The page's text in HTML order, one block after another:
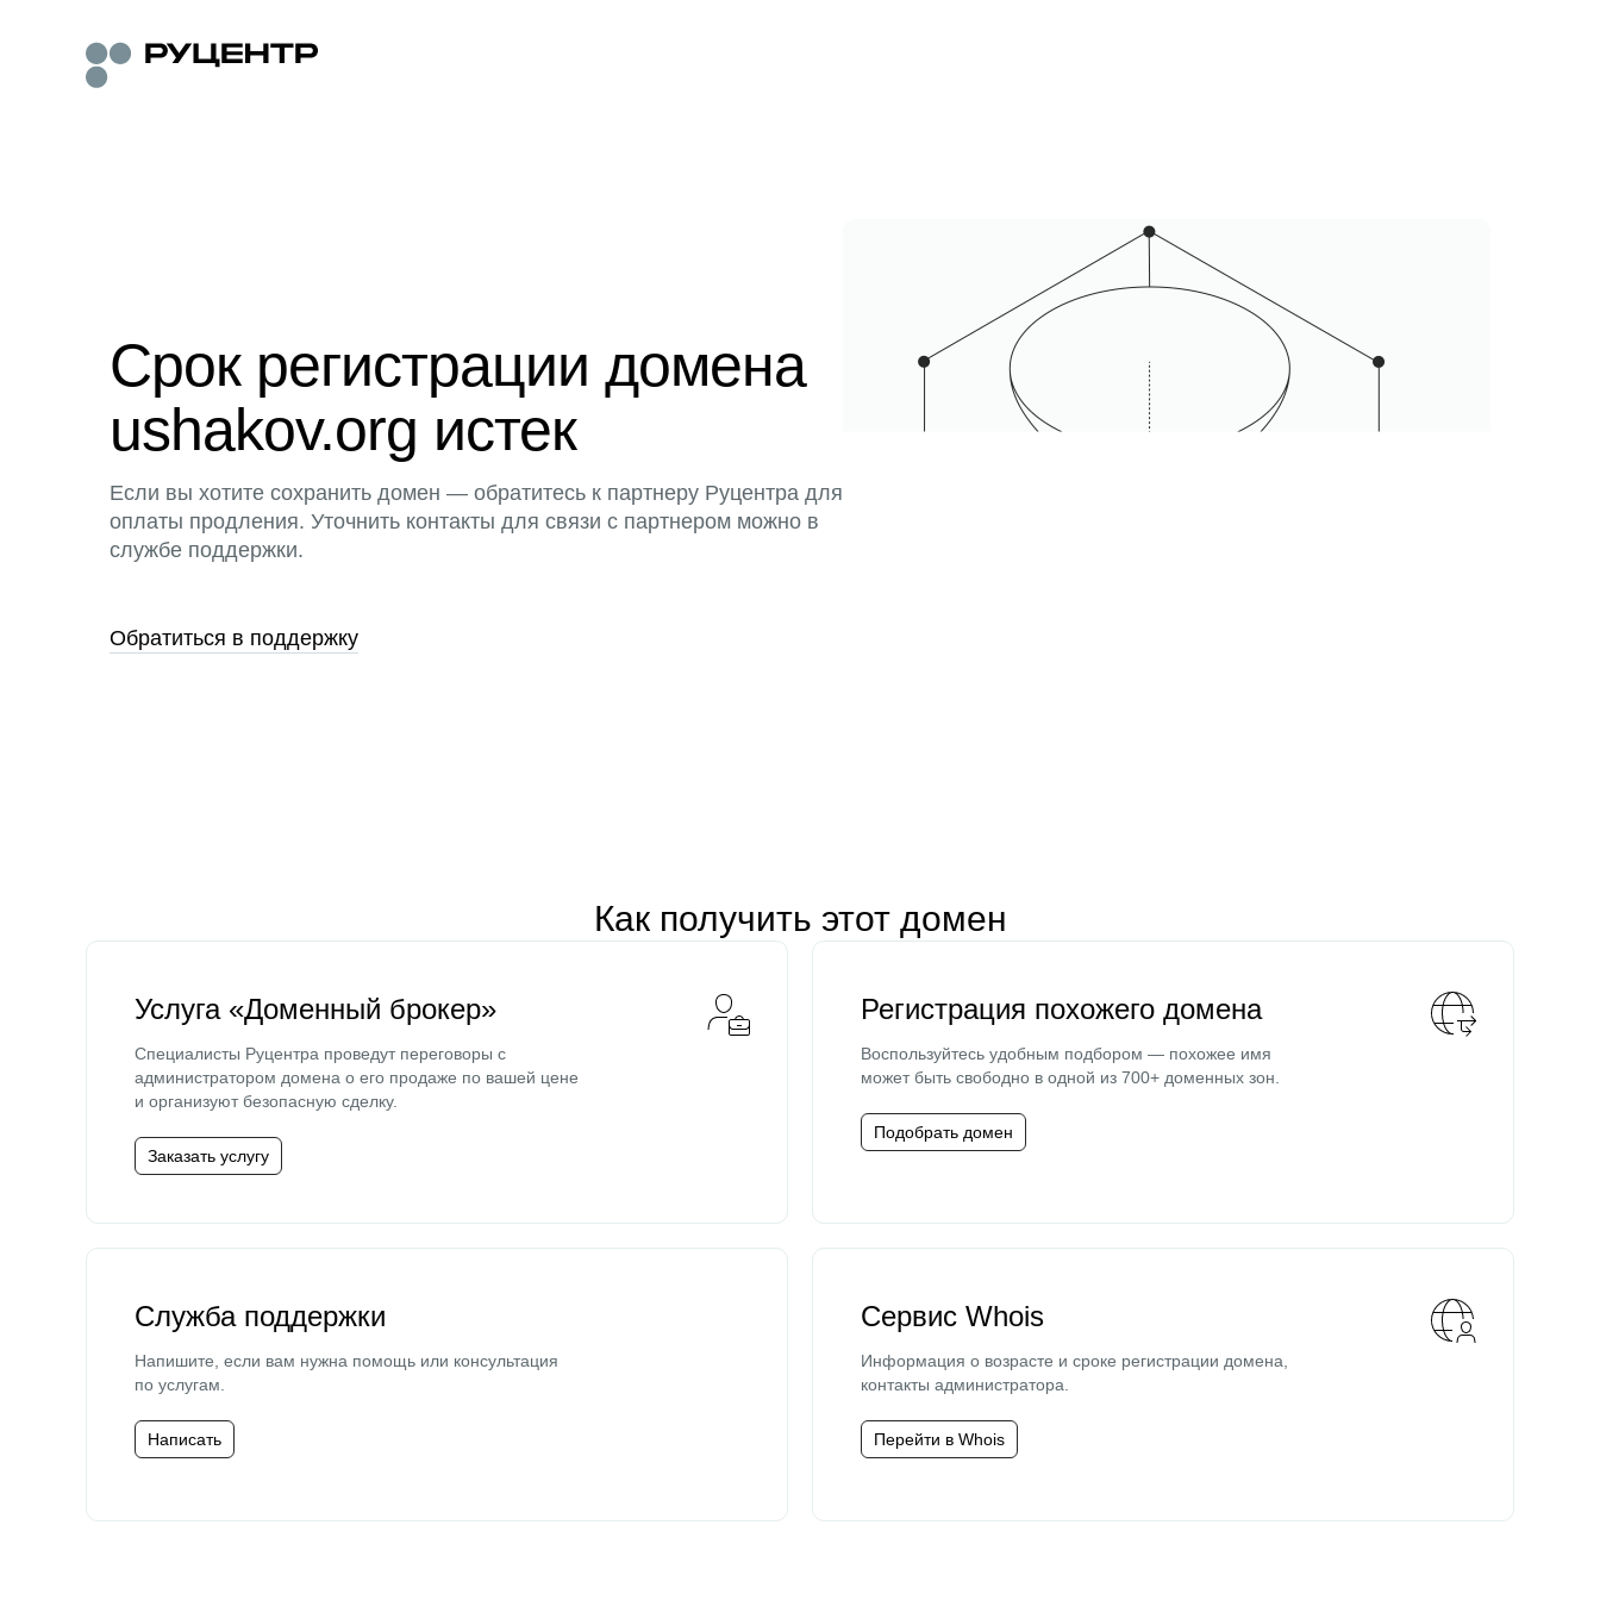
Срок регистрации домена
ushakov.org истек
Если вы хотите сохранить домен — обратитесь к партнеру Руцентра для
оплаты продления. Уточнить контакты для связи с партнером можно в
службе поддержки.
Обратиться в поддержку
Как получить этот домен
Услуга «Доменный брокер»
Специалисты Руцентра проведут переговоры с
администратором домена о его продаже по вашей цене
и организуют безопасную сделку.
Заказать услугу
Регистрация похожего домена
Воспользуйтесь удобным подбором — похожее имя
может быть свободно в одной из 700+ доменных зон.
Подобрать домен
Служба поддержки
Напишите, если вам нужна помощь или консультация
по услугам.
Написать
Сервис Whois
Информация о возрасте и сроке регистрации домена,
контакты администратора.
Перейти в Whois